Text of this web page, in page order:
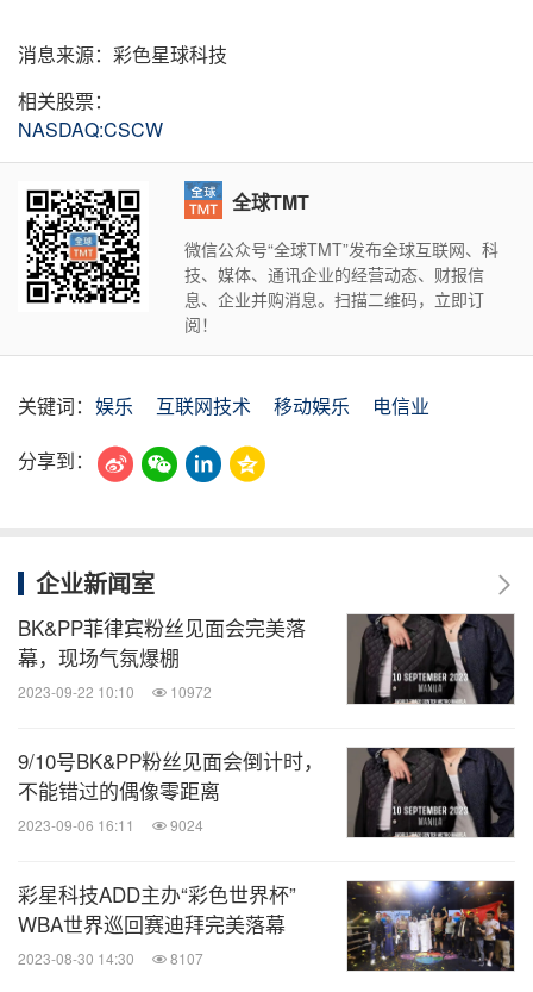
消息来源：彩色星球科技
相关股票：
NASDAQ:CSCW
全球TMT
微信公众号“全球TMT”发布全球互联网、科
技、媒体、通讯企业的经营动态、财报信
息、企业并购消息。扫描二维码，立即订
阅！
关键词： 娱乐 互联网技术 移动娱乐
电信业
分享到：
企业新闻室
BK&PP菲律宾粉丝见面会完美落
幕，现场气氛爆棚
2023-09-22 10:10 10972
9/10号BK&PP粉丝见面会倒计时，
不能错过的偶像零距离
2023-09-06 16:11 9024
彩星科技ADD主办“彩色世界杯”
WBA世界巡回赛迪拜完美落幕
2023-08-30 14:30 8107